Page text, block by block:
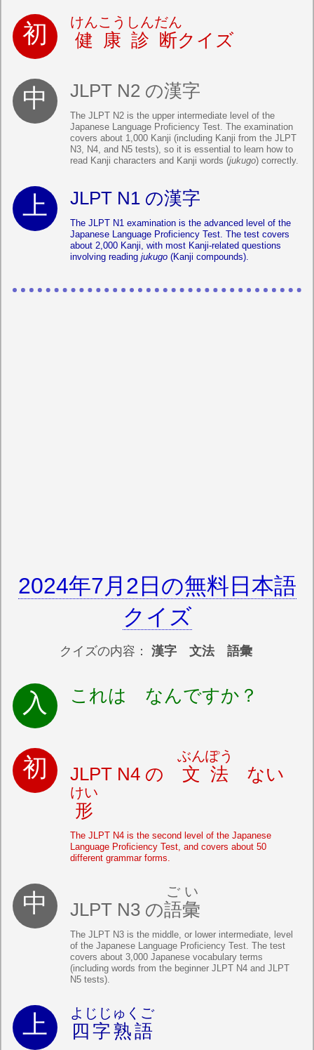
健康診断
けんこうしんだん
クイズ
JLPT N2 の漢字
The JLPT N2 is the upper intermediate level of the
Japanese Language Proficiency Test. The examination
covers about 1,000 Kanji (including Kanji from the JLPT
N3, N4, and N5 tests), so it is essential to learn how to
read Kanji characters and Kanji words (jukugo) correctly.
JLPT N1 の漢字
The JLPT N1 examination is the advanced level of the
Japanese Language Proficiency Test. The test covers
about 2,000 Kanji, with most Kanji-related questions
involving reading jukugo (Kanji compounds).
2024年7月2日の無料日本語
クイズ
クイズの内容： 漢字 文法 語彙
これは なんですか？
JLPT N4 の 文法
ぶんぽう
ない
形
けい
The JLPT N4 is the second level of the Japanese
Language Proficiency Test, and covers about 50
different grammar forms.
JLPT N3 の語彙
ごい
The JLPT N3 is the middle, or lower intermediate, level
of the Japanese Language Proficiency Test. The test
covers about 3,000 Japanese vocabulary terms
(including words from the beginner JLPT N4 and JLPT
N5 tests).
四字熟語
よじじゅくご